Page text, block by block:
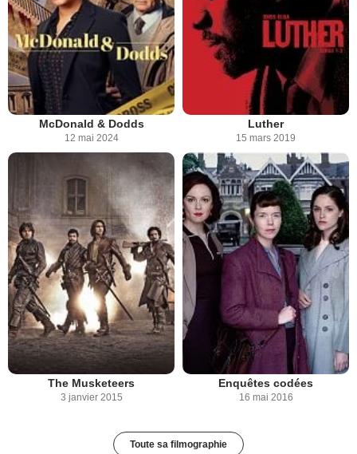
McDonald & Dodds
12 mai 2024
Luther
15 mars 2019
The Musketeers
3 janvier 2015
Enquêtes codées
16 mai 2016
Toute sa filmographie